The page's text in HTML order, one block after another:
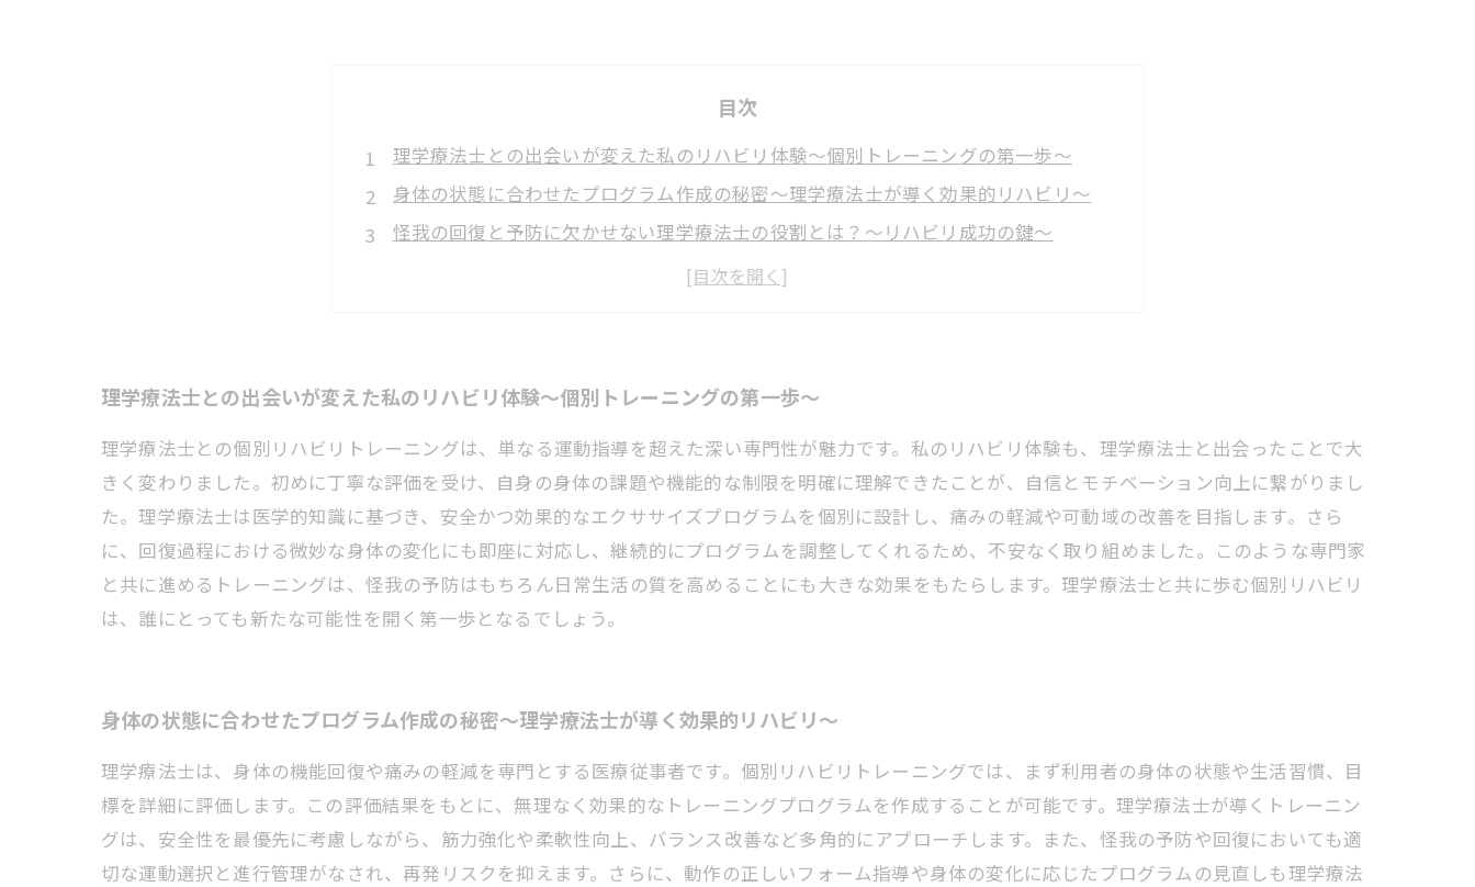
目次
理学療法士との出会いが変えた私のリハビリ体験〜個別トレーニングの第一歩〜
身体の状態に合わせたプログラム作成の秘密〜理学療法士が導く効果的リハビリ〜
怪我の回復と予防に欠かせない理学療法士の役割とは？〜リハビリ成功の鍵〜
最新事例で見る個別リハビリトレーニングの進化〜理学療法士との連携効果〜
これから始める個別リハビリトレーニング〜理学療法士と共に歩む新しい健康習慣〜
理学療法士との出会いが変えた私のリハビリ体験〜個別トレーニングの第一歩〜
理学療法士との個別リハビリトレーニングは、単なる運動指導を超えた深い専門性が魅力です。私のリハビリ体験も、理学療法士と出会ったことで大
きく変わりました。初めに丁寧な評価を受け、自身の身体の課題や機能的な制限を明確に理解できたことが、自信とモチベーション向上に繋がりまし
た。理学療法士は医学的知識に基づき、安全かつ効果的なエクササイズプログラムを個別に設計し、痛みの軽減や可動域の改善を目指します。さら
に、回復過程における微妙な身体の変化にも即座に対応し、継続的にプログラムを調整してくれるため、不安なく取り組めました。このような専門家
と共に進めるトレーニングは、怪我の予防はもちろん日常生活の質を高めることにも大きな効果をもたらします。理学療法士と共に歩む個別リハビリ
は、誰にとっても新たな可能性を開く第一歩となるでしょう。
身体の状態に合わせたプログラム作成の秘密〜理学療法士が導く効果的リハビリ〜
理学療法士は、身体の機能回復や痛みの軽減を専門とする医療従事者です。個別リハビリトレーニングでは、まず利用者の身体の状態や生活習慣、目
標を詳細に評価します。この評価結果をもとに、無理なく効果的なトレーニングプログラムを作成することが可能です。理学療法士が導くトレーニン
グは、安全性を最優先に考慮しながら、筋力強化や柔軟性向上、バランス改善など多角的にアプローチします。また、怪我の予防や回復においても適
切な運動選択と進行管理がなされ、再発リスクを抑えます。さらに、動作の正しいフォーム指導や身体の変化に応じたプログラムの見直しも理学療法